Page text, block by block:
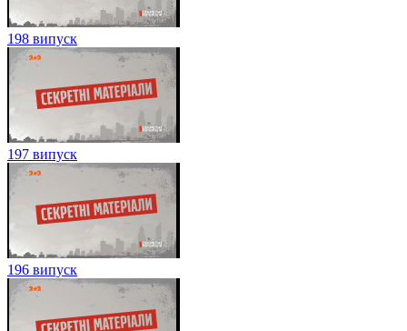
198 випуск
197 випуск
196 випуск